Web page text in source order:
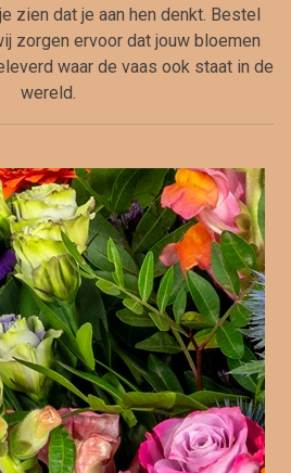
zien dat je aan hen denkt. Bestel
zorgen ervoor dat jouw bloemen
waar de vaas ook staat in de
wereld.